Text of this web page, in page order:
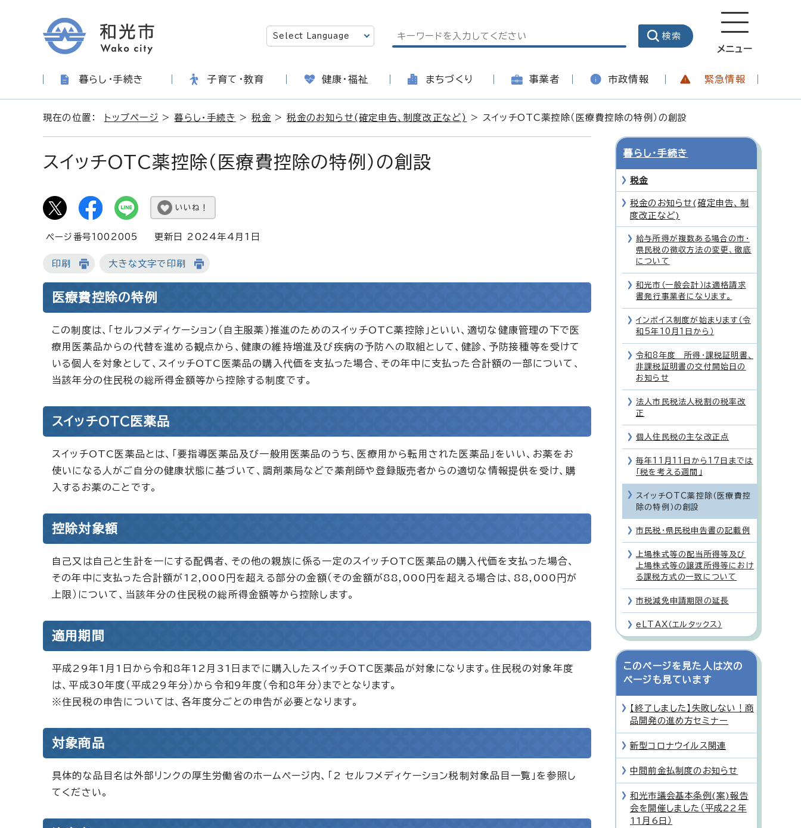
メニュー
暮らし・手続き 子育て・教育 健康・福祉 まちづくり 事業者 市政情報 緊急情報
現在の位置： トップページ >暮らし・手続き >税金 >税金のお知らせ(確定申告、制度改正など) > スイッチOTC薬控除（医療費控除の特例）の創設
スイッチOTC薬控除（医療費控除の特例）の創設
いいね！
ページ番号1002005 更新日 2024年4月1日
印刷 大きな文字で印刷
医療費控除の特例
この制度は、「セルフメディケーション（自主服薬）推進のためのスイッチOTC薬控除」といい、適切な健康管理の下で医
療用医薬品からの代替を進める観点から、健康の維持増進及び疾病の予防への取組として、健診、予防接種等を受けて
いる個人を対象として、スイッチOTC医薬品の購入代価を支払った場合、その年中に支払った合計額の一部について、
当該年分の住民税の総所得金額等から控除する制度です。
スイッチOTC医薬品
スイッチOTC医薬品とは、「要指導医薬品及び一般用医薬品のうち、医療用から転用された医薬品」をいい、お薬をお
使いになる人がご自分の健康状態に基づいて、調剤薬局などで薬剤師や登録販売者からの適切な情報提供を受け、購
入するお薬のことです。
控除対象額
自己又は自己と生計を一にする配偶者、その他の親族に係る一定のスイッチOTC医薬品の購入代価を支払った場合、
その年中に支払った合計額が12,000円を超える部分の金額（その金額が88,000円を超える場合は、88,000円が
上限）について、当該年分の住民税の総所得金額等から控除します。
適用期間
平成29年1月1日から令和8年12月31日までに購入したスイッチOTC医薬品が対象になります。住民税の対象年度
は、平成30年度（平成29年分）から令和9年度（令和8年分）までとなります。
※住民税の申告については、各年度分ごとの申告が必要となります。
対象商品
具体的な品目名は外部リンクの厚生労働省のホームページ内、「2 セルフメディケーション税制対象品目一覧」を参照し
てください。
暮らし・手続き
税金
税金のお知らせ(確定申告、制
度改正など)
給与所得が複数ある場合の市・
県民税の徴収方法の変更、徹底
について
和光市（一般会計）は適格請求
書発行事業者になります。
インボイス制度が始まります（令
和5年10月1日から）
令和8年度 所得・課税証明書、
非課税証明書の交付開始日の
お知らせ
法人市民税法人税割の税率改
正
個人住民税の主な改正点
毎年11月11日から17日までは
「税を考える週間」
スイッチOTC薬控除（医療費控
除の特例）の創設
市民税・県民税申告書の記載例
上場株式等の配当所得等及び
上場株式等の譲渡所得等におけ
る課税方式の一致について
市税減免申請期限の延長
eLTAX（エルタックス）
このページを見た人は次の
ページも見ています
【終了しました】失敗しない！商
品開発の進め方セミナー
新型コロナウイルス関連
中間前金払制度のお知らせ
和光市議会基本条例(案)報告
会を開催しました（平成22年
11月6日）